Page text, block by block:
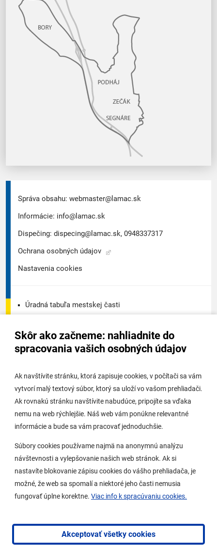
Skôr ako začneme: nahliadnite do
spracovania vašich osobných údajov
Ak navštívite stránku, ktorá zapisuje cookies, v počítači sa vám
vytvorí malý textový súbor, ktorý sa uloží vo vašom prehliadači.
Ak rovnakú stránku navštívite nabudúce, pripojíte sa vďaka
nemu na web rýchlejšie. Náš web vám ponúkne relevantné
informácie a bude sa vám pracovať jednoduchšie.
Súbory cookies používame najmä na anonymnú analýzu
návštevnosti a vylepšovanie našich web stránok. Ak si
nastavíte blokovanie zápisu cookies do vášho prehliadača, je
možné, že web sa spomalí a niektoré jeho časti nemusia
fungovať úplne korektne. Viac info k spracúvaniu cookies.
Akceptovať všetky cookies
Správa obsahu: webmaster@lamac.sk
Informácie: info@lamac.sk
Dispečing: dispecing@lamac.sk, 0948337317
Ochrana osobných údajov
Nastavenia cookies
Úradná tabuľa mestskej časti
Úradná tabuľa stavebného úradu
Potrebujem vybaviť
Samospráva
O Lamači
Mobilná aplikácia
Kontakty
Vyhlásenie o prístupnosti